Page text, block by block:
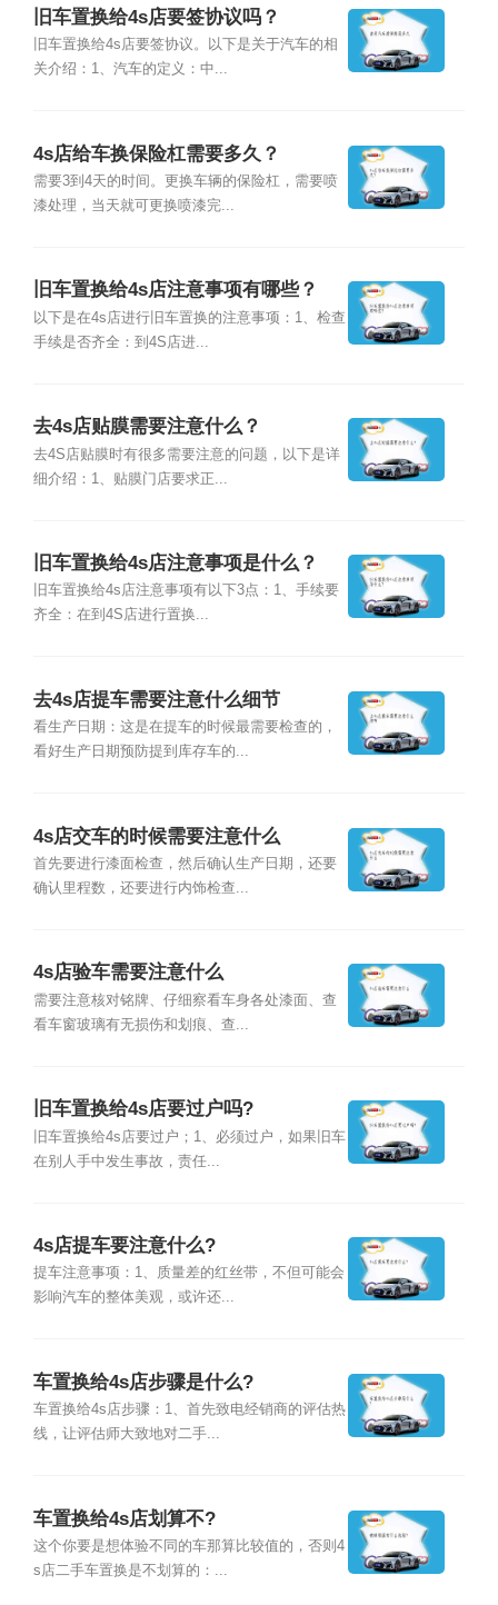
旧车置换给4s店要签协议吗？
旧车置换给4s店要签协议。以下是关于汽车的相
关介绍：1、汽车的定义：中...
4s店给车换保险杠需要多久？
需要3到4天的时间。更换车辆的保险杠，需要喷
漆处理，当天就可更换喷漆完...
旧车置换给4s店注意事项有哪些？
以下是在4s店进行旧车置换的注意事项：1、检查
手续是否齐全：到4S店进...
去4s店贴膜需要注意什么？
去4S店贴膜时有很多需要注意的问题，以下是详
细介绍：1、贴膜门店要求正...
旧车置换给4s店注意事项是什么？
旧车置换给4s店注意事项有以下3点：1、手续要
齐全：在到4S店进行置换...
去4s店提车需要注意什么细节
看生产日期：这是在提车的时候最需要检查的，
看好生产日期预防提到库存车的...
4s店交车的时候需要注意什么
首先要进行漆面检查，然后确认生产日期，还要
确认里程数，还要进行内饰检查...
4s店验车需要注意什么
需要注意核对铭牌、仔细察看车身各处漆面、查
看车窗玻璃有无损伤和划痕、查...
旧车置换给4s店要过户吗?
旧车置换给4s店要过户；1、必须过户，如果旧车
在别人手中发生事故，责任...
4s店提车要注意什么?
提车注意事项：1、质量差的红丝带，不但可能会
影响汽车的整体美观，或许还...
车置换给4s店步骤是什么?
车置换给4s店步骤：1、首先致电经销商的评估热
线，让评估师大致地对二手...
车置换给4s店划算不?
这个你要是想体验不同的车那算比较值的，否则4
s店二手车置换是不划算的：...